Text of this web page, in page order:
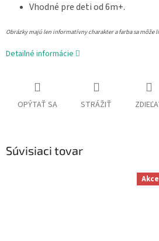
Vhodné pre deti od 6m+.
Obrázky majú len informatívny charakter a farba sa môže
Detailné informácie
OPÝTAŤ SA STRÁŽIŤ
Súvisiaci tovar
Akce